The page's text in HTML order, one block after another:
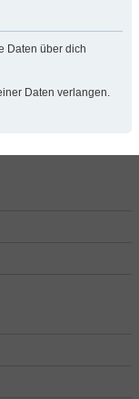
Daten über dich
Daten verlangen.